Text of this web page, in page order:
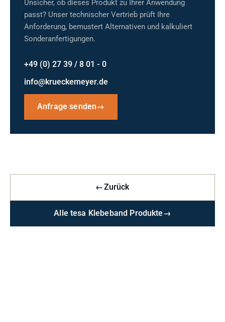
Unsicher, ob dieses Produkt zu Ihrer Anwendung
passt? Unser technischer Vertrieb prüft Ihre
Anforderung, bemustert Alternativen und kalkuliert
Sonderanfertigungen.
+49 (0) 27 39 / 8 01 - 0
info@krueckemeyer.de
Anfrage senden→
←Zurück
Alle tesa Klebeband Produkte→